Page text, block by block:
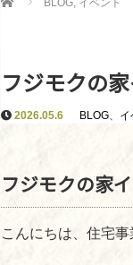
BLOG, イベント
フジモクの
2026.05.6 BLOG、 イ
フジモクの家
こんにちは、住宅事